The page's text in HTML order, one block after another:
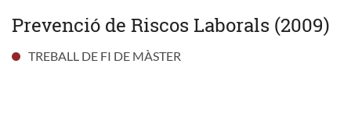
Prevenció de Riscos Laborals (2009)
TREBALL DE FI DE MÀSTER